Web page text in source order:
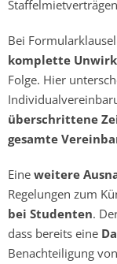
Bei
komplette
Folge. Hier
überschrittene
gesamte
Eine weitere
Regelungen zum
bei Studenten.
dass bereits eine
Benachteiligung